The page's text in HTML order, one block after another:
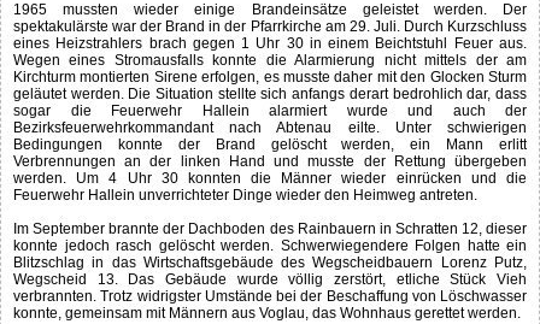
1965 mussten wieder einige Brandeinsätze geleistet werden. Der
spektakulärste war der Brand in der Pfarrkirche am 29. Juli. Durch Kurzschluss
eines Heizstrahlers brach gegen 1 Uhr 30 in einem Beichtstuhl Feuer aus.
Wegen eines Stromausfalls konnte die Alarmierung nicht mittels der am
Kirchturm montierten Sirene erfolgen, es musste daher mit den Glocken Sturm
geläutet werden. Die Situation stellte sich anfangs derart bedrohlich dar, dass
sogar die Feuerwehr Hallein alarmiert wurde und auch der
Bezirksfeuerwehrkommandant nach Abtenau eilte. Unter schwierigen
Bedingungen konnte der Brand gelöscht werden, ein Mann erlitt
Verbrennungen an der linken Hand und musste der Rettung übergeben
werden. Um 4 Uhr 30 konnten die Männer wieder einrücken und die
Feuerwehr Hallein unverrichteter Dinge wieder den Heimweg antreten.
Im September brannte der Dachboden des Rainbauern in Schratten 12, dieser
konnte jedoch rasch gelöscht werden. Schwerwiegendere Folgen hatte ein
Blitzschlag in das Wirtschaftsgebäude des Wegscheidbauern Lorenz Putz,
Wegscheid 13. Das Gebäude wurde völlig zerstört, etliche Stück Vieh
verbrannten. Trotz widrigster Umstände bei der Beschaffung von Löschwasser
konnte, gemeinsam mit Männern aus Voglau, das Wohnhaus gerettet werden.